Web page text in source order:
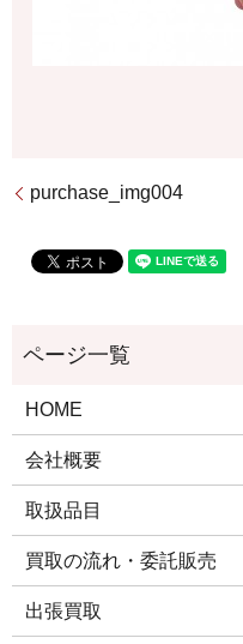
purchase_img004
HOME
会社概要
取扱品目
買取の流れ・委託販売
出張買取